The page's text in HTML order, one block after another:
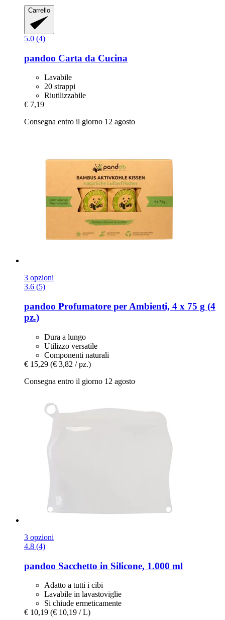
Carrello
5.0 (4)
pandoo Carta da Cucina
Lavabile
20 strappi
Riutilizzabile
€ 7,19
Consegna entro il giorno 12 agosto
3 opzioni
3.6 (5)
pandoo Profumatore per Ambienti, 4 x 75 g (4
pz.)
Dura a lungo
Utilizzo versatile
Componenti naturali
€ 15,29 (€ 3,82 / pz.)
Consegna entro il giorno 12 agosto
3 opzioni
4.8 (4)
pandoo Sacchetto in Silicone, 1.000 ml
Adatto a tutti i cibi
Lavabile in lavastoviglie
Si chiude ermeticamente
€ 10,19 (€ 10,19 / L)